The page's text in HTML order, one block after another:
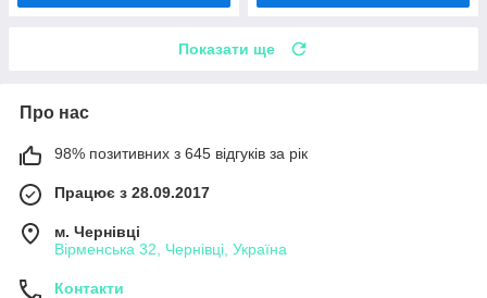
Показати ще
Про нас
98% позитивних з 645 відгуків за рік
Працює з 28.09.2017
м. Чернівці
Вірменська 32, Чернівці, Україна
Контакти